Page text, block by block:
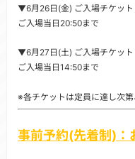
▼6月26日(金) ご入場チケット
ご入場当日20:50まで
▼6月27日(土) ご入場チケット
ご入場当日14:50まで
※各チケットは定員に達し次
事前予約(先着制)：